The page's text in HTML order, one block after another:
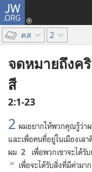
JW.ORG
คส 2
จดหมายถึงค
สี
2:1-23
2 ผม​อยาก​ให้​พวก​คุณ​รู้​ว่า​
และ​เพื่อ​คน​ที่​อยู่​ใน​เมือง​เลา
ผม 2 เพื่อ​พวก​เขา​จะ​ได้​รั
๓
เพื่อ​จะ​ได้​รับ​สิ่ง​ที่​มี​ค่า​มา